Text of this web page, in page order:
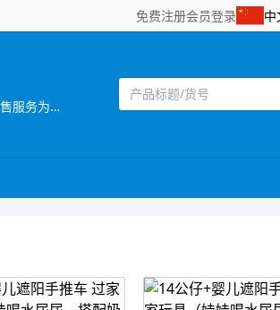
免费注册会员登录 中
[主营]：一六八（壹陆捌）玩具厂位于中国东南沿 海的汕头市澄海区，海陆空交通便利，是一家 集设计开发，生产制造和销售服务为一体的企业。 推推乐是一六八玩具厂旗下的一个推车玩具品牌，目前本厂主要生产婴儿手推车，娃娃公仔，彩虹编织机等儿童玩具产品，推推乐手推车玩具拥有专业的设计人员，所有开发的产品，款式新颖，结构合理，安全美观，适合各类消费层购买，所有产品均可符合国家安全检测标准EN71标准，同时推推乐推车还拥有一批强大的销售团队，目前产品销售遍及中国30多个省，直辖市覆盖国内200个城市，并且远销欧洲，南北美洲，东南亚，非洲等国家和地区 推推乐品牌诞生以来得到了广大客户和消费者的支持和认可，作为我们也将一如既往，不断创新，将“经典.环保.安全.时尚”的全新理念融入到体现品牌价值中，推推乐推车专做中国好玩具。